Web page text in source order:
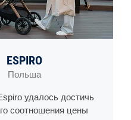
ESPIRO
Польша
удалось достичь
соотношения цены